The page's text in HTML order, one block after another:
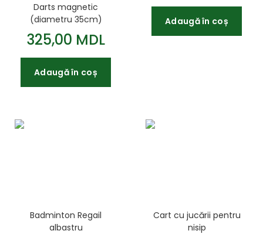
Darts magnetic
(diametru 35cm)
325,00 MDL
Adaugă în coș
Adaugă în coș
Badminton Regail
albastru
Cart cu jucării pentru
nisip